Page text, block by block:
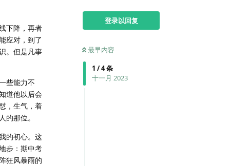
登录以回复
最早内容
1 /4条
十一月 2023
下降，再者
应对，到了
。但是凡事
些能力不
道他以后会
，生气，着
那位。
的初心。这
步：期中考
狂风暴雨的